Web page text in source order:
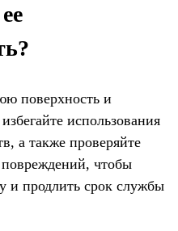
поверхность и
использования
а также проверяйте
чтобы
и продлить срок службы